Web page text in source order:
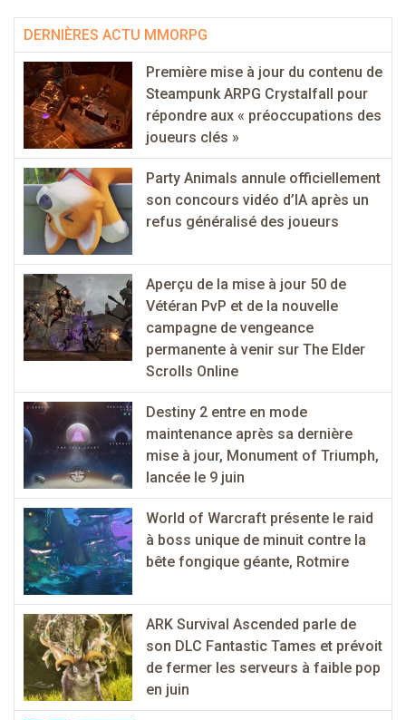
DERNIÈRES ACTU MMORPG
Première mise à jour du contenu de
Steampunk ARPG Crystalfall pour
répondre aux « préoccupations des
joueurs clés »
Party Animals annule officiellement
son concours vidéo d’IA après un
refus généralisé des joueurs
Aperçu de la mise à jour 50 de
Vétéran PvP et de la nouvelle
campagne de vengeance
permanente à venir sur The Elder
Scrolls Online
Destiny 2 entre en mode
maintenance après sa dernière
mise à jour, Monument of Triumph,
lancée le 9 juin
World of Warcraft présente le raid
à boss unique de minuit contre la
bête fongique géante, Rotmire
ARK Survival Ascended parle de
son DLC Fantastic Tames et prévoit
de fermer les serveurs à faible pop
en juin